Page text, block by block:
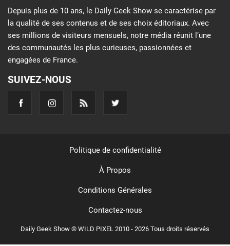
Depuis plus de 10 ans, le Daily Geek Show se caractérise par
la qualité de ses contenus et de ses choix éditoriaux. Avec
ses millions de visiteurs mensuels, notre média réunit l’une
des communautés les plus curieuses, passionnées et
engagées de France.
SUIVEZ-NOUS
Daily Geek Show © WILD PIXEL 2010 - 2026 Tous droits réservés
Politique de confidentialité
À Propos
Conditions Générales
Contactez-nous